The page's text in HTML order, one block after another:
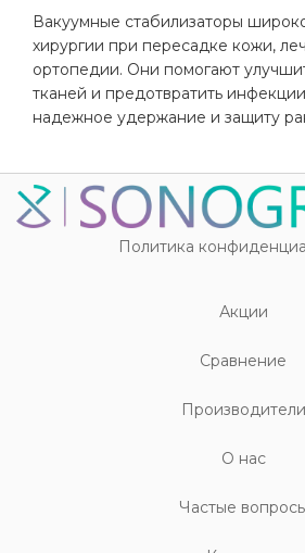
Вакуумные стабилизаторы
хирургии при пересадке кожи,
ортопедии. Они помогают
тканей и предотвратить
надежное удержание и защиту
Политика
Акции
Cравнение
Производители
О нас
Частые